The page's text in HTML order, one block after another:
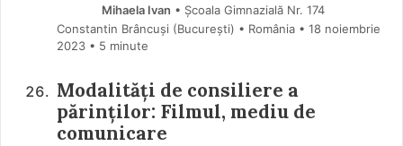
Mihaela Ivan • Școala Gimnazială Nr. 174
Constantin Brâncuși (Bucureşti) • România
18 noiembrie
2023 • 5 minute
Modalități de consiliere a
părinților: Filmul, mediu de
comunicare